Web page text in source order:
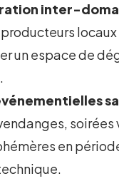
inter-
un espace de
soirées
en